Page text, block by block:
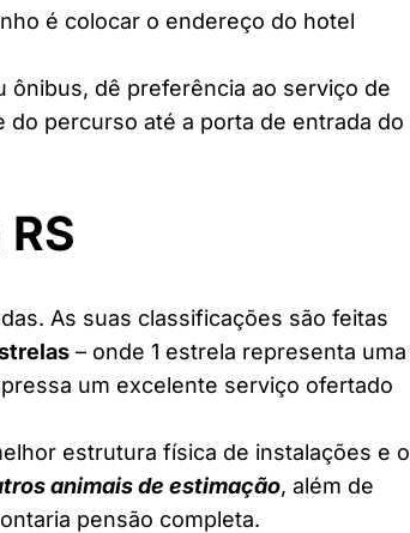
é colocar o endereço do hotel
ônibus, dê preferência ao serviço de
percurso até a porta de entrada do
As suas classificações são feitas
– onde 1 estrela representa uma
um excelente serviço ofertado
estrutura física de instalações e o
animais de estimação, além de
pensão completa.